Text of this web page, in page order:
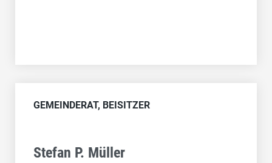
GEMEINDERAT, BEISITZER
Stefan P. Müller